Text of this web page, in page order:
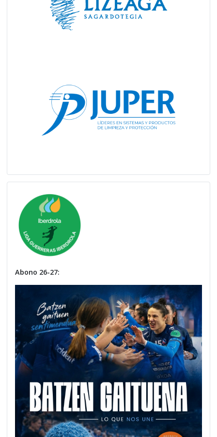
Abono 26-27: